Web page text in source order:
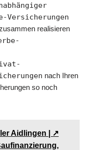
Versicherungen
realisieren
nach Ihren
so noch
Aidlingen | ↗️